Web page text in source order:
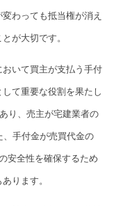
わっても抵当権が消え
が大切です。
いて買主が支払う手付
て重要な役割を果たし
り、売主が宅建業者の
手付金が売買代金の
安全性を確保するため
ります。